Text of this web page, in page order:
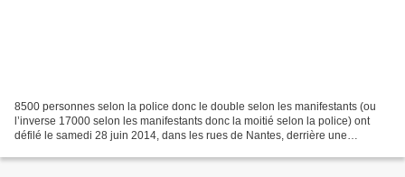
8500 personnes selon la police donc le double selon les manifestants (ou
l’inverse 17000 selon les manifestants donc la moitié selon la police) ont
défilé le samedi 28 juin 2014, dans les rues de Nantes, derrière une